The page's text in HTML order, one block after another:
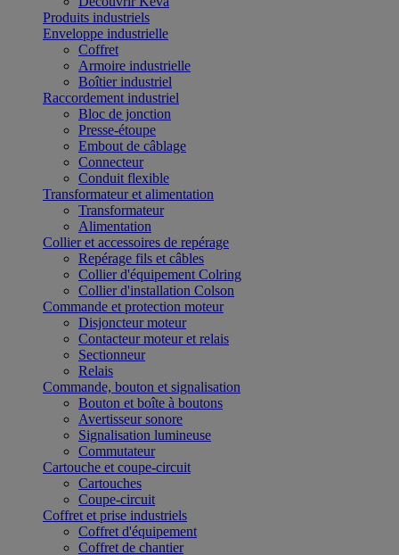
Produits industriels
Enveloppe industrielle
Coffret
Armoire industrielle
Boîtier industriel
Raccordement industriel
Bloc de jonction
Presse-étoupe
Embout de câblage
Connecteur
Conduit flexible
Transformateur et alimentation
Transformateur
Alimentation
Collier et accessoires de repérage
Repérage fils et câbles
Collier d'équipement Colring
Collier d'installation Colson
Commande et protection moteur
Disjoncteur moteur
Contacteur moteur et relais
Sectionneur
Relais
Commande, bouton et signalisation
Bouton et boîte à boutons
Avertisseur sonore
Signalisation lumineuse
Commutateur
Cartouche et coupe-circuit
Cartouches
Coupe-circuit
Coffret et prise industriels
Coffret d'équipement
Coffret de chantier